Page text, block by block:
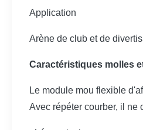
Application
Arène de club et de
Caractéristiques molles
Le module mou flexible
Avec répéter courber, il ne